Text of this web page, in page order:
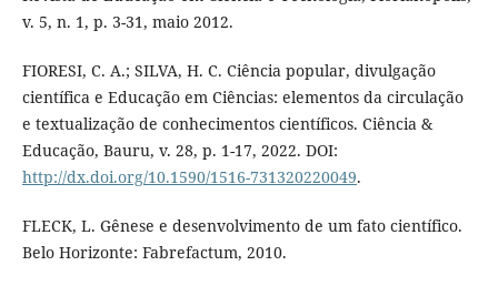
v. 5, n. 1, p. 3-31, maio 2012.
FIORESI, C. A.; SILVA, H. C. Ciência popular, divulgação
científica e Educação em Ciências: elementos da circulação
e textualização de conhecimentos científicos. Ciência &
Educação, Bauru, v. 28, p. 1-17, 2022. DOI:
http://dx.doi.org/10.1590/1516-731320220049.
FLECK, L. Gênese e desenvolvimento de um fato científico.
Belo Horizonte: Fabrefactum, 2010.